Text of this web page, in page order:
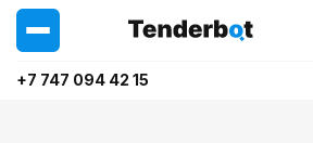
+7 747 094 42 15